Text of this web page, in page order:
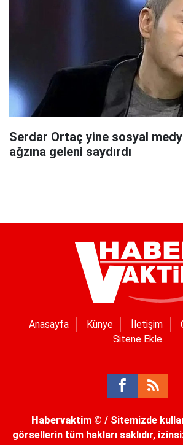
Serdar Ortaç yine sosyal
ağzına geleni saydırdı
Anasayfa Künye İletişim
Sitene Ekle
Habervaktim © / Sitemizde
görsellerin tüm hakları saklıdır,